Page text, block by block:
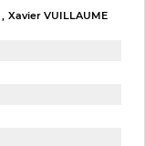
Xavier VUILLAUME